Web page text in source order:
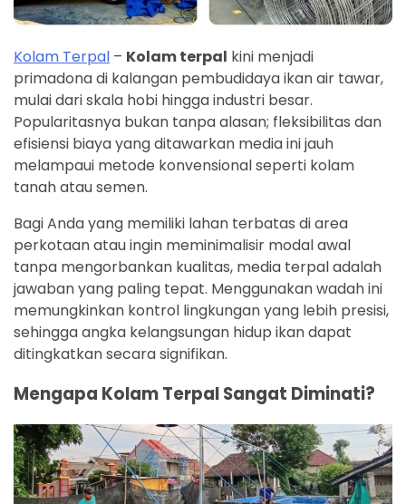
Kolam Terpal – Kolam terpal kini menjadi
primadona di kalangan pembudidaya ikan air tawar,
mulai dari skala hobi hingga industri besar.
Popularitasnya bukan tanpa alasan; fleksibilitas dan
efisiensi biaya yang ditawarkan media ini jauh
melampaui metode konvensional seperti kolam
tanah atau semen.
Bagi Anda yang memiliki lahan terbatas di area
perkotaan atau ingin meminimalisir modal awal
tanpa mengorbankan kualitas, media terpal adalah
jawaban yang paling tepat. Menggunakan wadah ini
memungkinkan kontrol lingkungan yang lebih presisi,
sehingga angka kelangsungan hidup ikan dapat
ditingkatkan secara signifikan.
Mengapa Kolam Terpal Sangat Diminati?